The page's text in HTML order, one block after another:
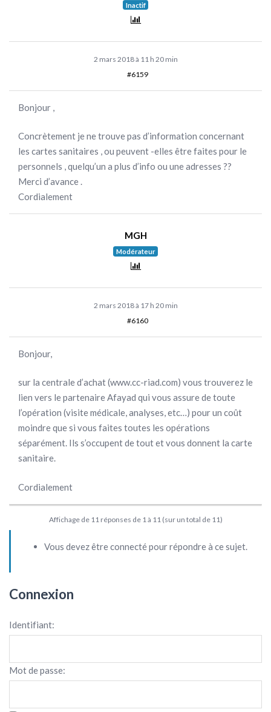
Inactif
2 mars 2018 à 11 h 20 min
#6159
Bonjour ,
Concrètement je ne trouve pas d’information concernant
les cartes sanitaires , ou peuvent -elles être faites pour le
personnels , quelqu’un a plus d’info ou une adresses ??
Merci d’avance .
Cordialement
MGH
Modérateur
2 mars 2018 à 17 h 20 min
#6160
Bonjour,
sur la centrale d’achat (www.cc-riad.com) vous trouverez le
lien vers le partenaire Afayad qui vous assure de toute
l’opération (visite médicale, analyses, etc…) pour un coût
moindre que si vous faites toutes les opérations
séparément. Ils s’occupent de tout et vous donnent la carte
sanitaire.
Cordialement
Affichage de 11 réponses de 1 à 11 (sur un total de 11)
Vous devez être connecté pour répondre à ce sujet.
Connexion
Identifiant:
Mot de passe: